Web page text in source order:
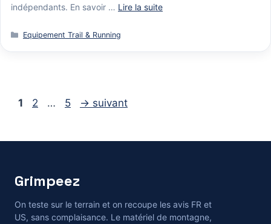
indépendants. En savoir … Lire la suite
Catégories
Equipement Trail & Running
Page
1 Page
2 … Page
5 → suivant
Grimpeez
On teste sur le terrain et on recoupe les avis FR et
US, sans complaisance. Le matériel de montagne,